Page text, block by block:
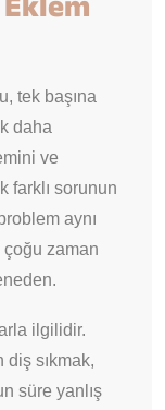
tek başına
daha
ve
farklı sorunun
aynı
çoğu zaman
ilgilidir.
diş sıkmak,
süre yanlış